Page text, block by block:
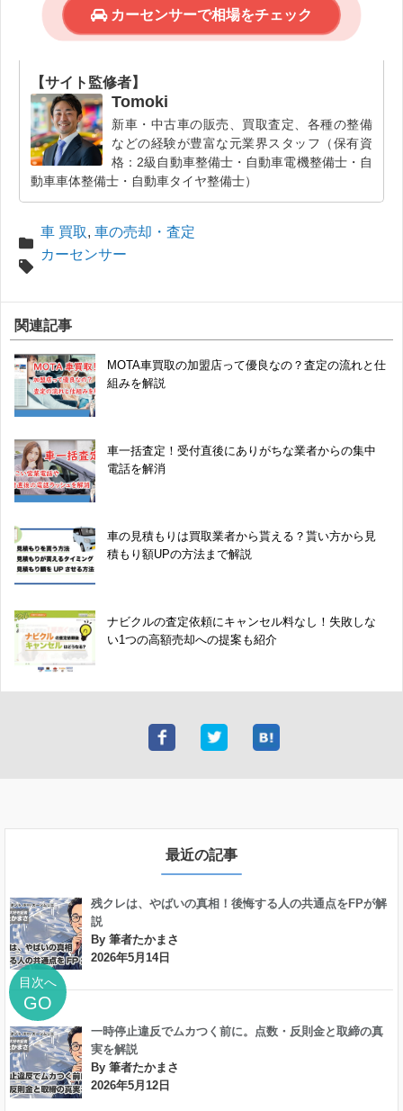
カーセンサーで相場をチェック
【サイト監修者】
Tomoki
新車・中古車の販売、買取査定、各種の整備
などの経験が豊富な元業界スタッフ（保有資
格：2級自動車整備士・自動車電機整備士・自
動車車体整備士・自動車タイヤ整備士）
車 買取, 車の売却・査定
カーセンサー
関連記事
MOTA車買取の加盟店って優良なの？査定の流れと仕
組みを解説
車一括査定！受付直後にありがちな業者からの集中
電話を解消
車の見積もりは買取業者から貰える？貰い方から見
積もり額UPの方法まで解説
ナビクルの査定依頼にキャンセル料なし！失敗しな
い1つの高額売却への提案も紹介
最近の記事
残クレは、やばいの真相！後悔する人の共通点をFPが解
説
By 筆者たかまさ
2026年5月14日
一時停止違反でムカつく前に。点数・反則金と取締の真
実を解説
By 筆者たかまさ
2026年5月12日
目次へ
GO